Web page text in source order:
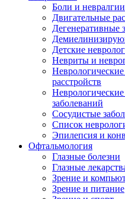
Боли и невралгии
Двигательные
Дегенеративные
Детские
Невриты и
расстройств
заболеваний
Сосудистые
Список
Эпилепсия и
Офтальмология
Глазные болезни
Глазные
Зрение и
Зрение и питание